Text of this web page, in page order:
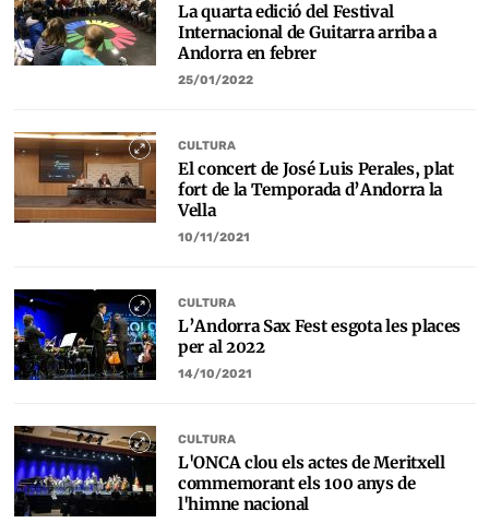
La quarta edició del Festival
Internacional de Guitarra arriba a
Andorra en febrer
25/01/2022
CULTURA
El concert de José Luis Perales, plat
fort de la Temporada d’Andorra la
Vella
10/11/2021
CULTURA
L’Andorra Sax Fest esgota les places
per al 2022
14/10/2021
CULTURA
L'ONCA clou els actes de Meritxell
commemorant els 100 anys de
l'himne nacional